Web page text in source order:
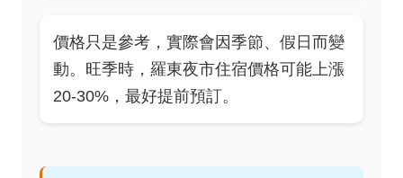
價格只是參考，實際會因季節、假日而變
動。旺季時，羅東夜市住宿價格可能上漲
20-30%，最好提前預訂。